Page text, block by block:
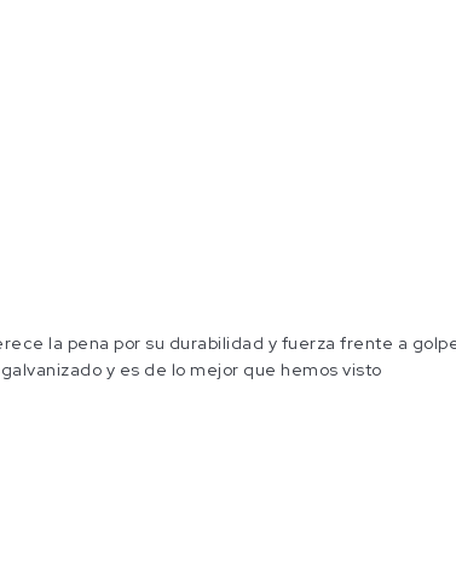
la pena por su durabilidad y fuerza frente a
y es de lo mejor que hemos visto